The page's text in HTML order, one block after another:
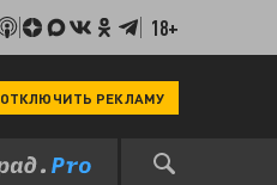
18+
ОТКЛЮЧИТЬ РЕКЛАМУ